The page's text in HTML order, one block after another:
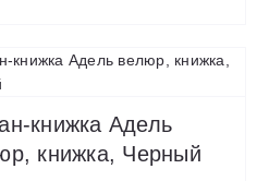
книжка Адель
книжка, Черный